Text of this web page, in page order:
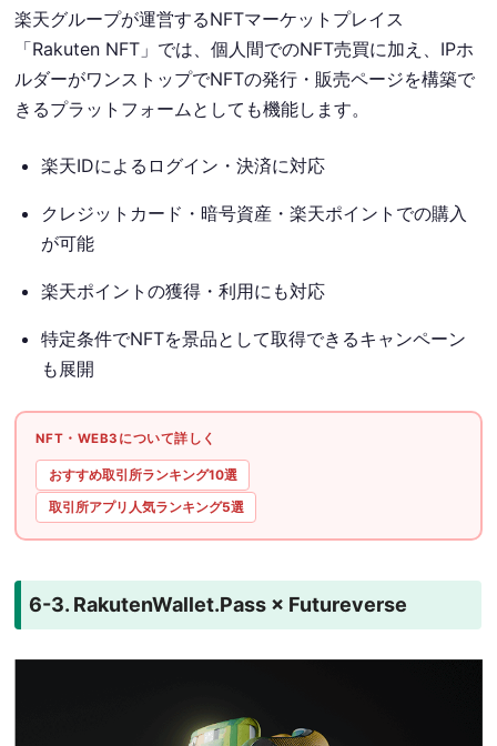
楽天グループが運営するNFTマーケットプレイス
「Rakuten NFT」では、個人間でのNFT売買に加え、IPホ
ルダーがワンストップでNFTの発行・販売ページを構築で
きるプラットフォームとしても機能します。
楽天IDによるログイン・決済に対応
クレジットカード・暗号資産・楽天ポイントでの購入
が可能
楽天ポイントの獲得・利用にも対応
特定条件でNFTを景品として取得できるキャンペーン
も展開
NFT・WEB3について詳しく
おすすめ取引所ランキング10選
取引所アプリ人気ランキング5選
6-3. RakutenWallet.Pass × Futureverse